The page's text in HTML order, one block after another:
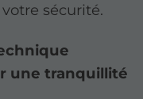
sécurité.
une tranquillité